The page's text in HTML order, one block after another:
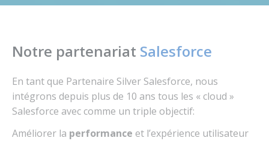
Notre partenariat Salesforce
En tant que Partenaire Silver Salesforce, nous
intégrons depuis plus de 10 ans tous les « cloud »
Salesforce avec comme un triple objectif:
Améliorer la performance et l’expérience utilisateur